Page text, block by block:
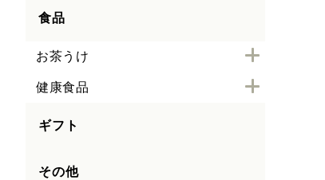
食品
お茶うけ
健康食品
ギフト
その他